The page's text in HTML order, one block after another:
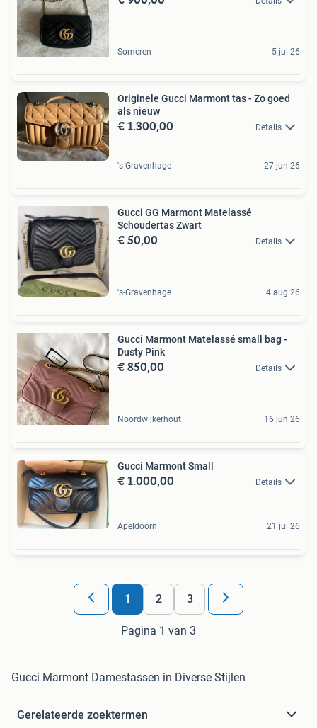
Someren 5 jul 26
Originele Gucci Marmont tas - Zo goed
als nieuw
€ 1.300,00 Details
's-Gravenhage 27 jun 26
Gucci GG Marmont Matelassé
Schoudertas Zwart
€ 50,00 Details
's-Gravenhage 4 aug 26
Gucci Marmont Matelassé small bag -
Dusty Pink
€ 850,00 Details
Noordwijkerhout 16 jun 26
Gucci Marmont Small
€ 1.000,00 Details
Apeldoorn 21 jul 26
1 2 3
Pagina 1 van 3
Gucci Marmont Damestassen in Diverse Stijlen
Gerelateerde zoektermen